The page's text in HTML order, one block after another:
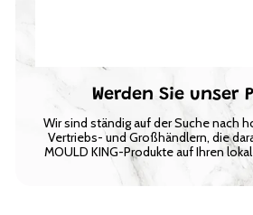
Werden Sie unser
Wir sind ständig auf der Suche nach
Vertriebs- und Großhändlern, die
MOULD KING-Produkte auf Ihren